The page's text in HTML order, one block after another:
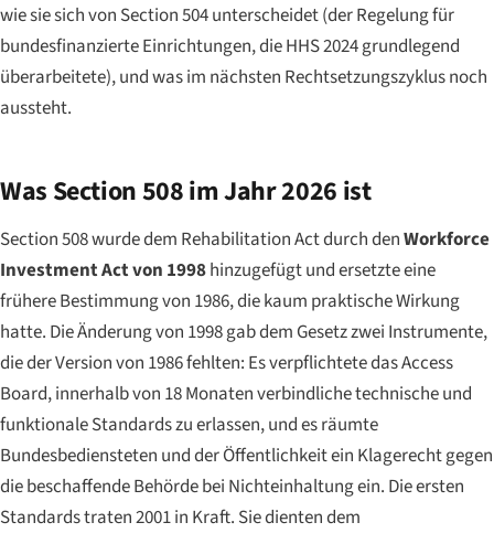
wie sie sich von Section 504 unterscheidet (der Regelung für
bundesfinanzierte Einrichtungen, die HHS 2024 grundlegend
überarbeitete), und was im nächsten Rechtsetzungszyklus noch
aussteht.
Was Section 508 im Jahr 2026 ist
Section 508 wurde dem Rehabilitation Act durch denWorkforce
Investment Act von 1998hinzugefügt und ersetzte eine
frühere Bestimmung von 1986, die kaum praktische Wirkung
hatte. Die Änderung von 1998 gab dem Gesetz zwei Instrumente,
die der Version von 1986 fehlten: Es verpflichtete das Access
Board, innerhalb von 18 Monaten verbindliche technische und
funktionale Standards zu erlassen, und es räumte
Bundesbediensteten und der Öffentlichkeit ein Klagerecht gegen
die beschaffende Behörde bei Nichteinhaltung ein. Die ersten
Standards traten 2001 in Kraft. Sie dienten dem